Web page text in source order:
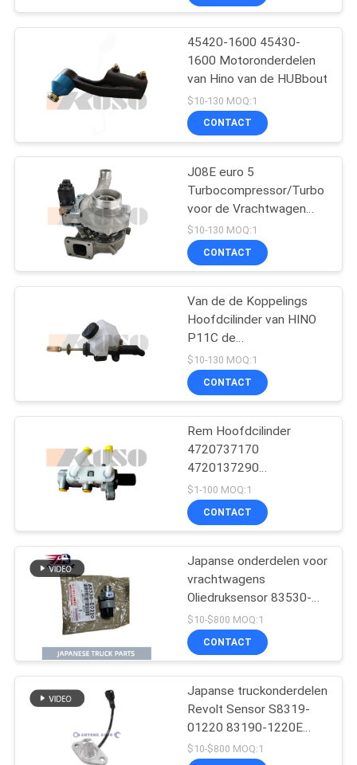
HinoMotoronderdelen
De Delen van de
Hinorem
Hinolichaamsdelen
ISUZU Engine Parts
62
45420-1600 45430-
1600 Motoronderdelen
van Hino van de HUBbout
$10-130 MOQ:1
CONTACT
J08E euro 5
Turbocompressor/Turbo
voor de Vrachtwagen
van HINO 500 17201-
E0722
$10-130 MOQ:1
CONTACT
Van de de Koppelings
Hoofdcilinder van HINO
P11C de
Motoronderdelen van
Hino
$10-130 MOQ:1
CONTACT
Rem Hoofdcilinder
4720737170
4720137290
Motoronderdelen van
Hino
$1-100 MOQ:1
CONTACT
Japanse onderdelen voor
vrachtwagens
Oliedruksensor 83530-
E0220 83530E0220
83530-1471 voor
KOBELCO/HINO 500
Truck Hino Engine Parts
$10-$800 MOQ:1
CONTACT
Japanse truckonderdelen
Revolt Sensor S8319-
01220 83190-1220E
voor HINO 500 J08C
$10-$800 MOQ:1